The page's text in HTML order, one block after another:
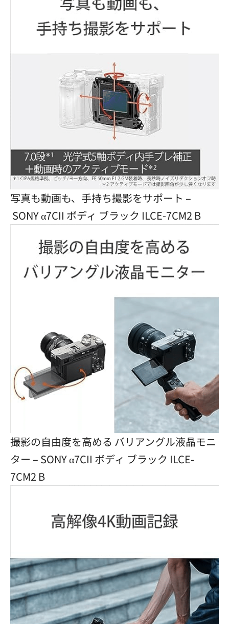
写真も動画も、手持ち撮影をサポート –
SONY α7CII ボディ ブラック ILCE-7CM2 B
撮影の自由度を高める バリアングル液晶モニ
ター – SONY α7CII ボディ ブラック ILCE-
7CM2 B